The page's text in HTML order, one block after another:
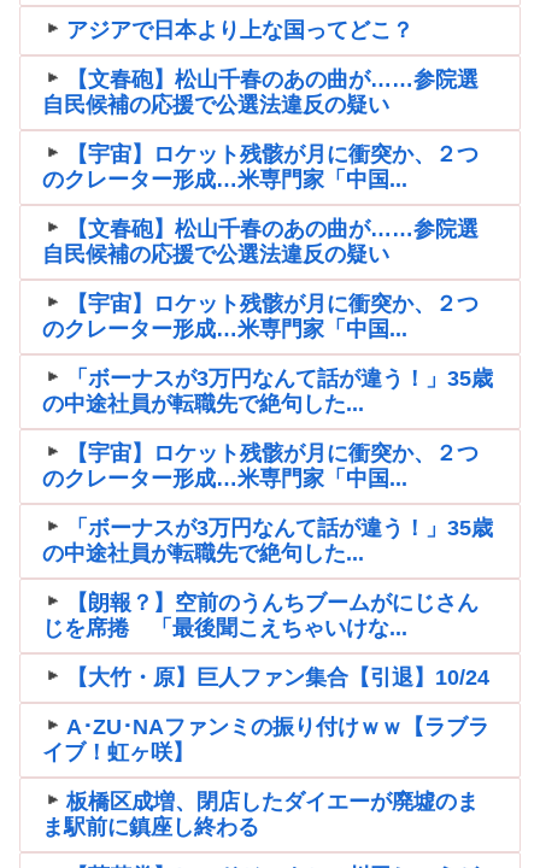
アジアで日本より上な国ってどこ？
【文春砲】松山千春のあの曲が……参院選
自民候補の応援で公選法違反の疑い
【宇宙】ロケット残骸が月に衝突か、２つ
のクレーター形成…米専門家「中国...
【文春砲】松山千春のあの曲が……参院選
自民候補の応援で公選法違反の疑い
【宇宙】ロケット残骸が月に衝突か、２つ
のクレーター形成…米専門家「中国...
「ボーナスが3万円なんて話が違う！」35歳
の中途社員が転職先で絶句した...
【宇宙】ロケット残骸が月に衝突か、２つ
のクレーター形成…米専門家「中国...
「ボーナスが3万円なんて話が違う！」35歳
の中途社員が転職先で絶句した...
【朗報？】空前のうんちブームがにじさん
じを席捲 「最後聞こえちゃいけな...
【大竹・原】巨人ファン集合【引退】10/24
A･ZU･NAファンミの振り付けｗｗ【ラブラ
イブ！虹ヶ咲】
板橋区成増、閉店したダイエーが廃墟のま
ま駅前に鎮座し終わる